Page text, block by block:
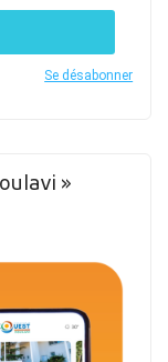
Se désabonner
»